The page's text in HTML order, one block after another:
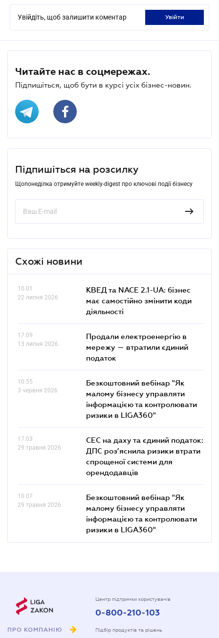
Увійдіть, щоб залишити коментар увійти
Читайте нас в соцмережах.
Підпишіться, щоб бути в курсі усіх бізнес-новин.
Підпишіться на розсилку
Щопонеділка отримуйте weekly-digest про ключові події бізнесу
Схожі новини
10.01
22 липня 2026
КВЕД та NACE 2.1-UA: бізнес
має самостійно змінити коди
діяльності
17.09
13 липня 2026
Продали електроенергію в
мережу — втратили єдиний
податок
10.55
3 червня 2026
Безкоштовний вебінар "Як
малому бізнесу управляти
інформацією та контролювати
ризики в LIGA360"
17.03
29 травня 2026
СЕС на даху та єдиний податок:
ДПС роз’яснила ризики втрати
спрощеної системи для
орендодавців
10.07
29 травня 2026
Безкоштовний вебінар "Як
малому бізнесу управляти
інформацією та контролювати
ризики в LIGA360"
ПРО КОМПАНІЮ
Центр підтримки користувачів
0-800-210-103
Підбір продуктів та рішень